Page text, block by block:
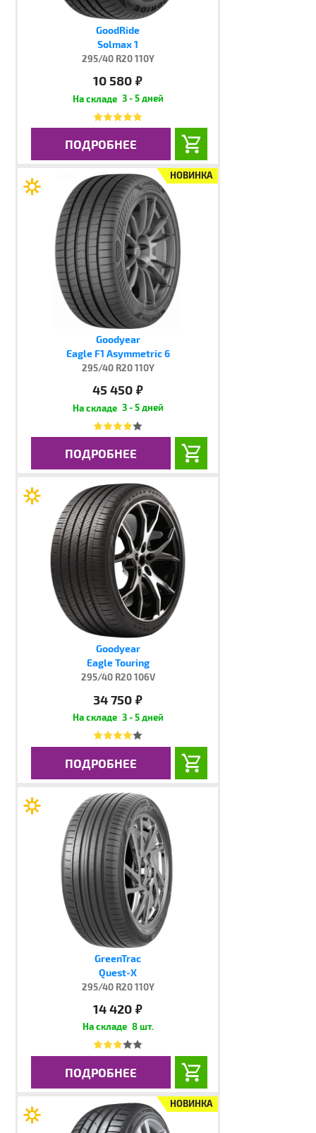
GoodRide
Solmax 1
295/40 R20 110Y
10 580 руб.
3 - 5 дней
ПОДРОБНЕЕ
НОВИНКА
Goodyear
Eagle F1 Asymmetric 6
295/40 R20 110Y
45 450 руб.
3 - 5 дней
ПОДРОБНЕЕ
Goodyear
Eagle Touring
295/40 R20 106V
34 750 руб.
3 - 5 дней
ПОДРОБНЕЕ
GreenTrac
Quest-X
295/40 R20 110Y
14 420 руб.
8 шт.
ПОДРОБНЕЕ
НОВИНКА